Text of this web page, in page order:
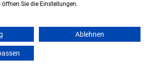
Sie die Einstellungen.
Ablehnen